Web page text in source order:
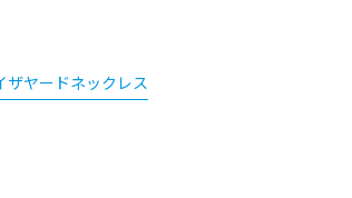
ザヤードネックレス